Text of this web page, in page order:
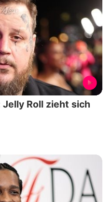
Roll zieht sich